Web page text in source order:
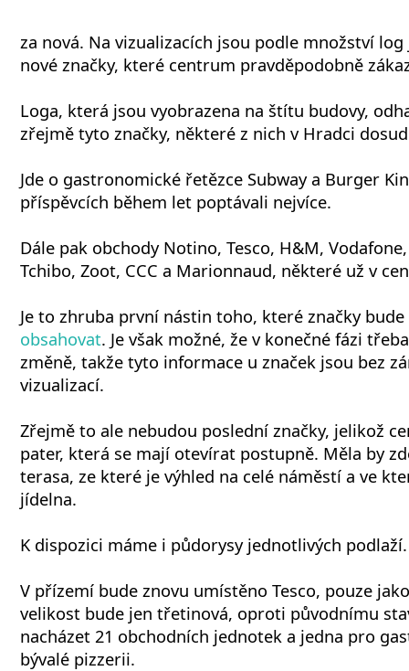
za nová. Na vizualizacích jsou podle množství
nové značky, které centrum pravděpodobně
Loga, která jsou vyobrazena na štítu budovy,
zřejmě tyto značky, některé z nich v Hradci
Jde o gastronomické řetězce Subway a Burger
příspěvcích během let poptávali nejvíce.
Dále pak obchody Notino, Tesco, H&M,
Tchibo, Zoot, CCC a Marionnaud, některé už v
Je to zhruba první nástin toho, které značky bude
obsahovat. Je však možné, že v konečné fázi
změně, takže tyto informace u značek jsou bez
vizualizací.
Zřejmě to ale nebudou poslední značky, jelikož
pater, která se mají otevírat postupně. Měla by
terasa, ze které je výhled na celé náměstí a ve
jídelna.
K dispozici máme i půdorysy jednotlivých podlaží.
V přízemí bude znovu umístěno Tesco, pouze
velikost bude jen třetinová, oproti původnímu
nacházet 21 obchodních jednotek a jedna pro
bývalé pizzerii.